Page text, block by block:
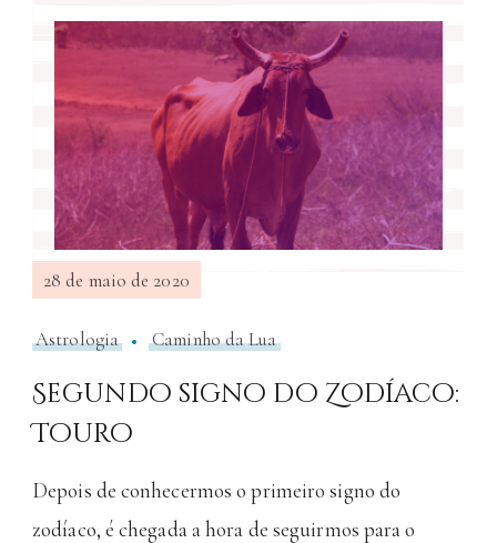
28 de maio de 2020
Astrologia Caminho da Lua
Segundo signo do Zodíaco:
Touro
Depois de conhecermos o primeiro signo do
zodíaco, é chegada a hora de seguirmos para o